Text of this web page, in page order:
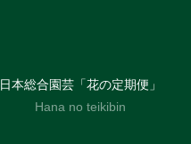
日本総合園芸「花の定期便」
Hana no teikibin